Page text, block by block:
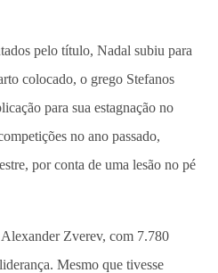
pelo título, Nadal subiu para
colocado, o grego Stefanos
para sua estagnação no
no ano passado,
por conta de uma lesão no pé
Zverev, com 7.780
Mesmo que tivesse